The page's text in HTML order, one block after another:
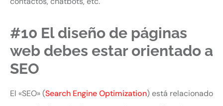
#10 El diseño de páginas
web debes estar orientado a
SEO
El «SEO» (Search Engine Optimization) está relacionado